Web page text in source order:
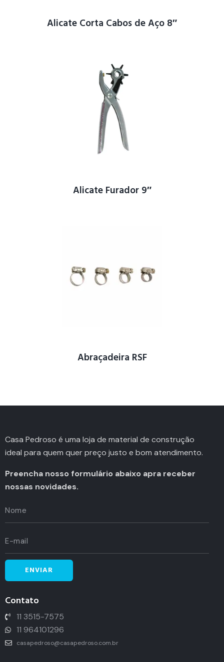
Alicate Corta Cabos de Aço 8″
Alicate Furador 9″
Abraçadeira RSF
Casa Pedroso é uma loja de material de construção
ideal para quem quer preço justo e bom atendimento.
Preencha nosso formulário abaixo apra receber
nossas novidades.
Contato
11 3515-7575
11 964101296
casapedroso@casapedroso.com.br